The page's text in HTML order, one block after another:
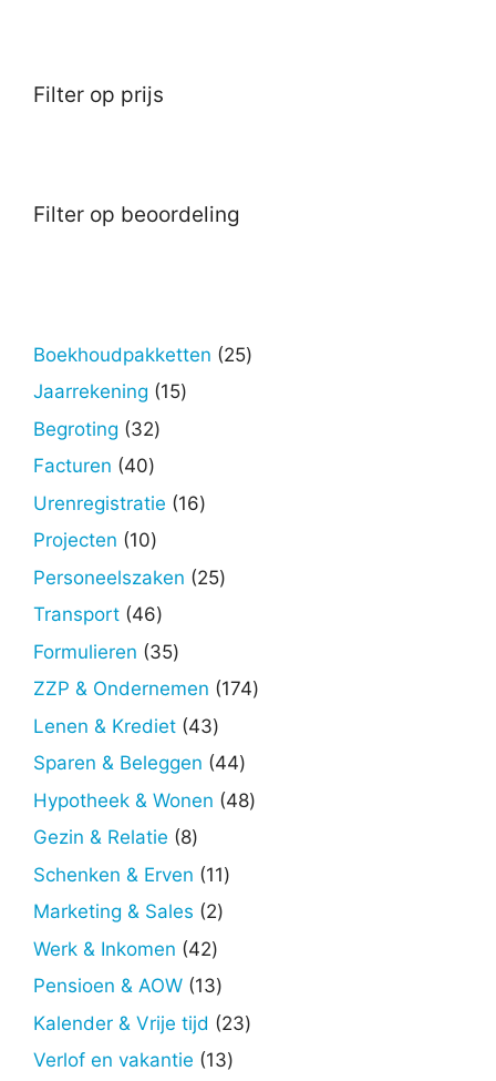
Filter op prijs
Filter op beoordeling
Boekhoudpakketten 2525
Jaarrekening 1515
Begroting 3232
Facturen 4040
producten
Urenregistratie 1616
Projecten 1010
producten
Personeelszaken 2525
Transport 4646
producten
Formulieren 3535
producten
ZZP & Ondernemen 174174
Lenen & Krediet 4343
producten
Sparen & Beleggen 4444
producten
Hypotheek & Wonen 4848
Gezin & Relatie 88
producten
Schenken & Erven 1111
Marketing & Sales 22
Werk & Inkomen 4242
producten
Pensioen & AOW 1313
producten
Kalender & Vrije tijd 2323
Verlof en vakantie 1313